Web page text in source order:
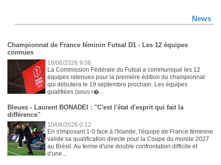
News
Championnat de France féminin Futsal D1 - Les 12 équipes
connues
18/06/2026 9:06
La Commission Fédérale du Futsal a communiqué les 12
équipes retenues pour la première édition du championnat
qui débutera le 19 septembre prochain. Les équipes
qualifiées (sous r�...
Bleues - Laurent BONADEI : "C'est l'état d'esprit qui fait la
différence"
10/06/2026 0:12
En s'imposant 1-0 face à l'Irlande, l'équipe de France féminine
valide sa qualification directe pour la Coupe du monde 2027
au Brésil. Au terme d'une double confrontation difficile et
d'une...